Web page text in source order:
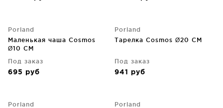
Porland
Маленькая чаша Cosmos
Ø10 CM
Под заказ
695 руб
Porland
Тарелка Cosmos Ø20 CM
Под заказ
941 руб
Porland
Porland